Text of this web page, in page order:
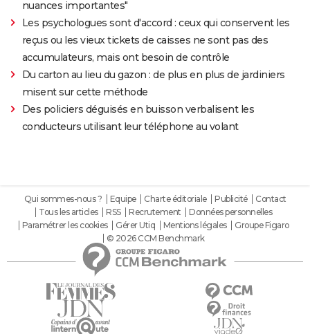
nuances importantes"
Les psychologues sont d'accord : ceux qui conservent les
reçus ou les vieux tickets de caisses ne sont pas des
accumulateurs, mais ont besoin de contrôle
Du carton au lieu du gazon : de plus en plus de jardiniers
misent sur cette méthode
Des policiers déguisés en buisson verbalisent les
conducteurs utilisant leur téléphone au volant
Qui sommes-nous ? Equipe Charte éditoriale Publicité
Contact
Tous les articles
RSS Recrutement
Données personnelles
Paramétrer les cookies
Gérer Utiq Mentions légales
Groupe Figaro
© 2026 CCM Benchmark